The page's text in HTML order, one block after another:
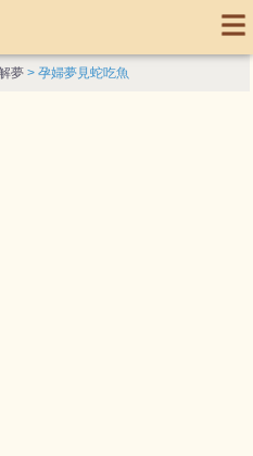
夢 > 孕婦夢見蛇吃魚